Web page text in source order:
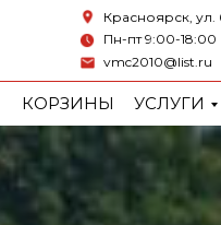
vmc2010@list.ru
Красноярск, ул.
Пн-пт 9:00-18:00
УСЛУГИ
КОРЗИНЫ